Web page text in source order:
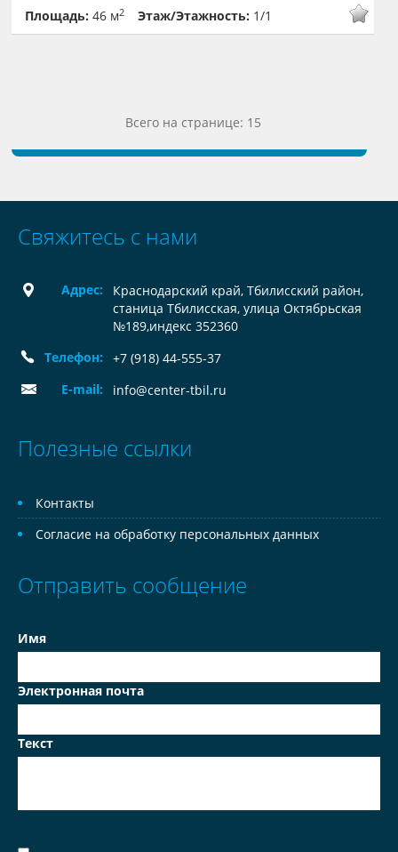
Площадь:46 м2 Этаж/Этажность: 1/1
Всего на странице: 15
Свяжитесь с нами
Адрес:
Краснодарский край, Тбилисский район,
станица Тбилисская, улица Октябрьская
№189,индекс 352360
Телефон:
+7 (918) 44-555-37
E-mail:
info@center-tbil.ru
Полезные ссылки
Контакты
Согласие на обработку персональных данных
Отправить сообщение
Имя
Электронная почта
Текст